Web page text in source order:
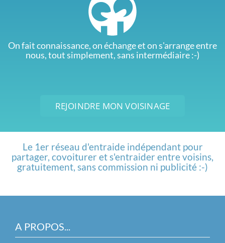
On fait connaissance, on échange et on s'arrange entre
nous, tout simplement, sans intermédiaire :-)
REJOINDRE MON VOISINAGE
Le 1er réseau d'entraide indépendant pour
partager, covoiturer et s'entraider entre voisins,
gratuitement, sans commission ni publicité :-)
A PROPOS...